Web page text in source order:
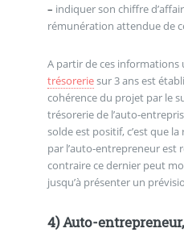
– indiquer son chiffre
rémunération attendue de
A partir de ces informations
trésoreriesur 3 ans est
cohérence du projet par le
trésorerie de l’auto-
solde est positif, c’est que
par l’auto-entrepreneur est
contraire ce dernier peut
jusqu’à présenter un
4) Auto-